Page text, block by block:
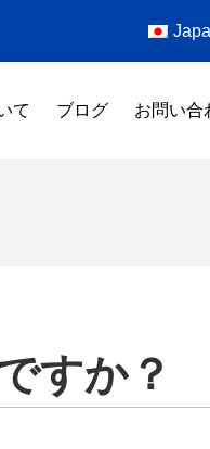
て ブログ お問い合
すか？